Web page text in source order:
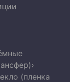
›
(пленка